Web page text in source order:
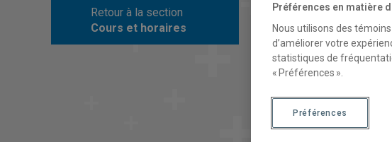
Retour à la section
Cours et horaires
COURS//
Préférences en matière
Nous utilisons des
d’améliorer votre
statistiques de
« Préférences ».
Préférences